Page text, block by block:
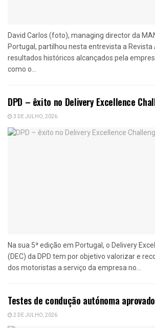
David Carlos (foto), managing director da
Portugal, partilhou nesta entrevista a
resultados históricos alcançados pela
como o...
DPD – êxito no Delivery Excellence
3 DE JULHO, 2026
Na sua 5ª edição em Portugal, o Delivery
(DEC) da DPD tem por objetivo valorizar e
dos motoristas a serviço da empresa no...
Testes de condução autónoma
2 DE JULHO, 2026